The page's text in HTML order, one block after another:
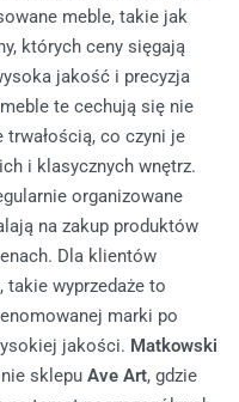
meble, takie jak
których ceny sięgają
jakość i precyzja
te cechują się nie
co czyni je
i klasycznych wnętrz.
organizowane
na zakup produktów
Dla klientów
wyprzedaże to
marki po
jakości. Matkowski
sklepu Ave Art, gdzie